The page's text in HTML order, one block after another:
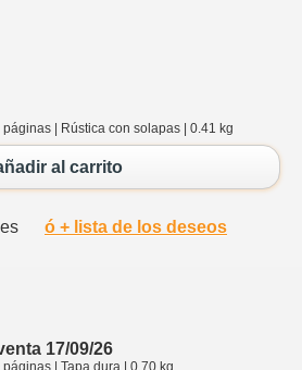
| Rústica con solapas | 0.41 kg
al carrito
ó + lista de los deseos
17/09/26
| Tapa dura | 0.70 kg